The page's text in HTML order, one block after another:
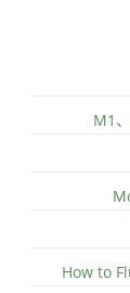
M1
How to